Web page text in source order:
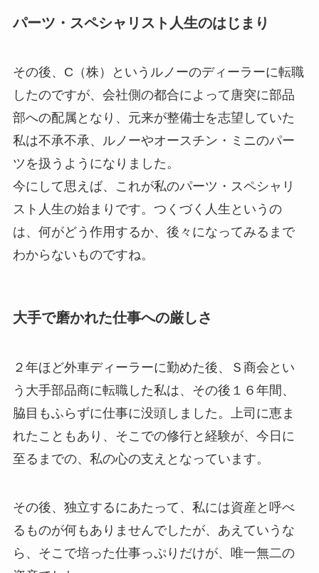
パーツ・スペシャリスト人生のはじまり
その後、C（株）というルノーのディーラーに転職
したのですが、会社側の都合によって唐突に部品
部への配属となり、元来が整備士を志望していた
私は不承不承、ルノーやオースチン・ミニのパー
ツを扱うようになりました。
今にして思えば、これが私のパーツ・スペシャリ
スト人生の始まりです。つくづく人生というの
は、何がどう作用するか、後々になってみるまで
わからないものですね。
大手で磨かれた仕事への厳しさ
２年ほど外車ディーラーに勤めた後、Ｓ商会とい
う大手部品商に転職した私は、その後１６年間、
脇目もふらずに仕事に没頭しました。上司に恵ま
れたこともあり、そこでの修行と経験が、今日に
至るまでの、私の心の支えとなっています。
その後、独立するにあたって、私には資産と呼べ
るものが何もありませんでしたが、あえていうな
ら、そこで培った仕事っぷりだけが、唯一無二の